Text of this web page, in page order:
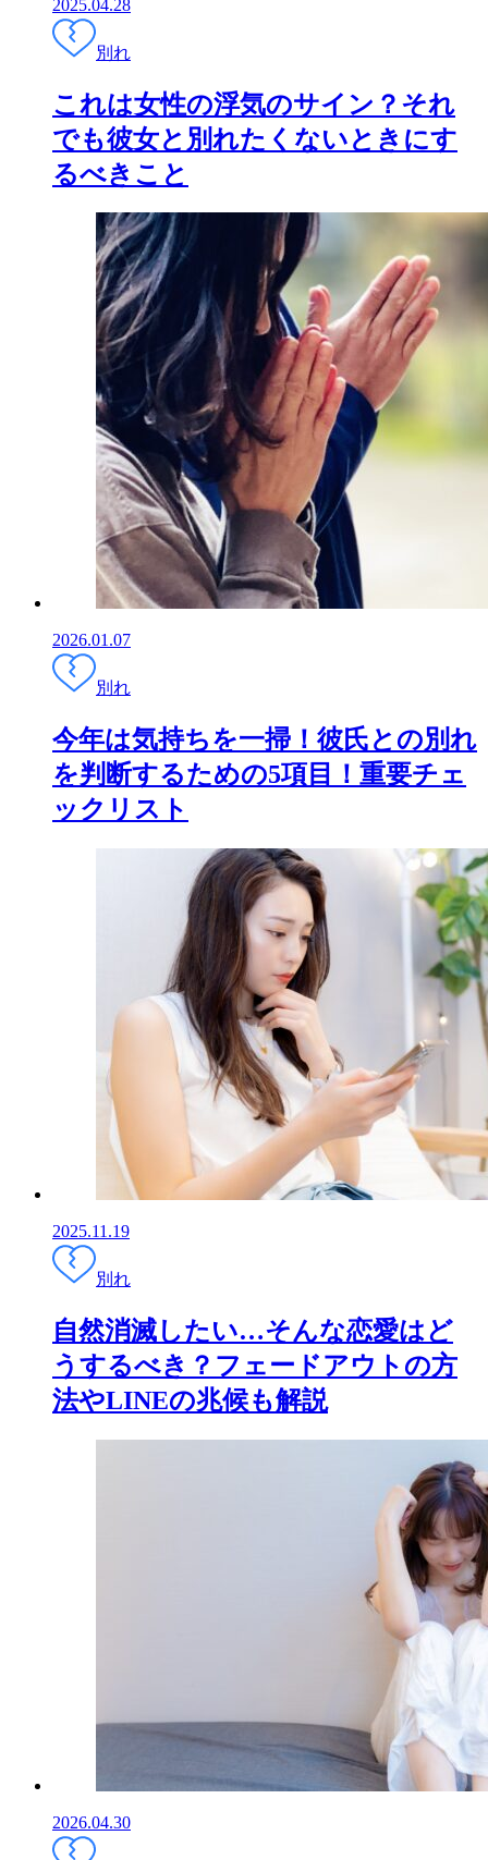
2025.04.28
別れ
これは女性の浮気のサイン？それ
でも彼女と別れたくないときにす
るべきこと
2026.01.07
別れ
今年は気持ちを一掃！彼氏との別れ
を判断するための5項目！重要チェ
ックリスト
2025.11.19
別れ
自然消滅したい…そんな恋愛はど
うするべき？フェードアウトの方
法やLINEの兆候も解説
2026.04.30